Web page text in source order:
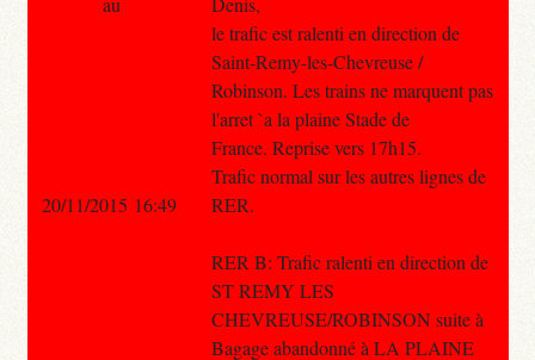
le trafic est ralenti en direction de
Saint-Remy-les-Chevreuse /
Robinson. Les trains ne marquent pas
l'arret `a la plaine Stade de
France. Reprise vers 17h15.
Trafic normal sur les autres lignes de
RER.
RER B: Trafic ralenti en direction de
ST REMY LES
CHEVREUSE/ROBINSON suite à
Bagage abandonné à LA PLAINE
20/11/2015 16:49